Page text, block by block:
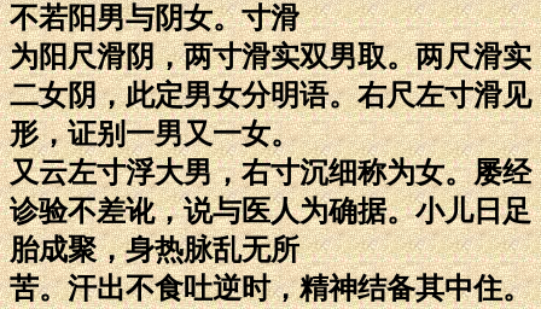
不若阳男与阴女。寸滑
为阳尺滑阴，两寸滑实双男取。两尺滑实
二女阴，此定男女分明语。右尺左寸滑见
形，证别一男又一女。
又云左寸浮大男，右寸沉细称为女。屡经
诊验不差讹，说与医人为确据。小儿日足
胎成聚，身热脉乱无所
苦。汗出不食吐逆时，精神结备其中住。